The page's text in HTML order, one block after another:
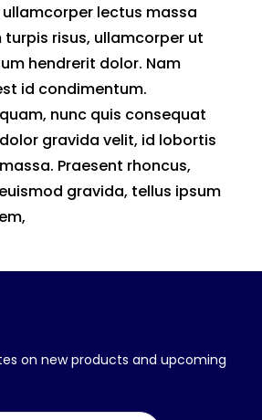
lectus massa
turpis risus, ullamcorper ut
hendrerit dolor. Nam
id condimentum.
nunc quis consequat
gravida velit, id lobortis
Praesent rhoncus,
gravida, tellus ipsum
on new products and upcoming